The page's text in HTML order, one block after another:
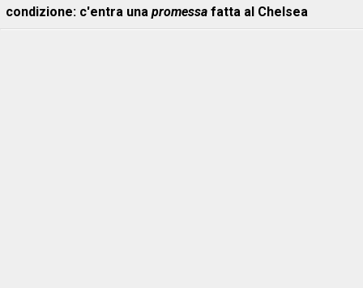
condizione: c'entra una promessa fatta al Chelsea